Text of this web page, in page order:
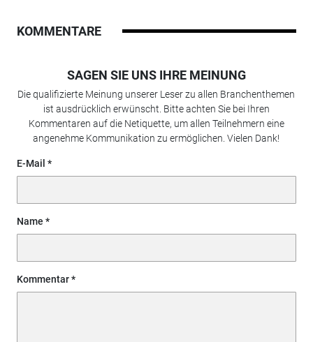
KOMMENTARE
SAGEN SIE UNS IHRE MEINUNG
Die qualifizierte Meinung unserer Leser zu allen Branchenthemen
ist ausdrücklich erwünscht. Bitte achten Sie bei Ihren
Kommentaren auf die Netiquette, um allen Teilnehmern eine
angenehme Kommunikation zu ermöglichen. Vielen Dank!
E-Mail
Name
Kommentar